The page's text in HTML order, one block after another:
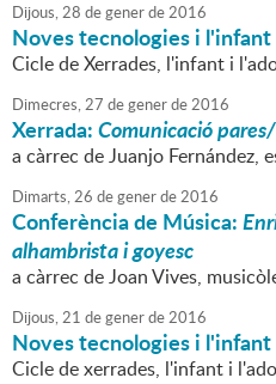
Dijous,28 degenerde2016
Noves tecnologies i
Cicle de Xerrades, l'infant i
Dimecres,27 degenerde2016
Xerrada:Comunicació
a càrrec de Juanjo Fernández,
Dimarts,26 degenerde2016
Conferència de Música:
alhambrista i goyesc
a càrrec de Joan Vives,
Dijous,21 degenerde2016
Noves tecnologies i
Cicle de xerrades, l'infant i